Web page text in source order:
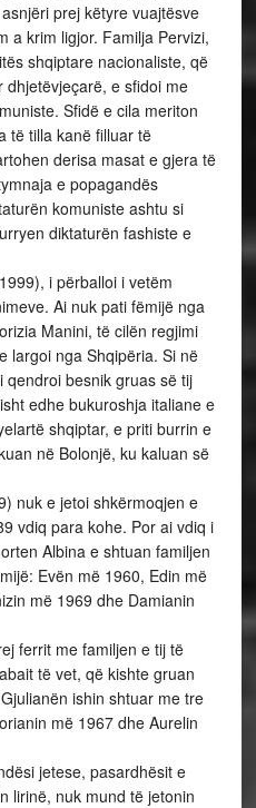
prej këtyre vuajtësve
a krim ligjor. Familja Pervizi,
shqiptare nacionaliste, që
e sfidoi me
Sfidë e cila meriton
të tilla kanë filluar të
derisa masat e gjera të
e popagandës
komuniste ashtu si
diktaturën fashiste e
i përballoi i vetëm
Ai nuk pati fëmijë nga
Manini, të cilën regjimi
largoi nga Shqipëria. Si në
qendroi besnik gruas së tij
edhe bukuroshja italiane e
shqiptar, e priti burrin e
në Bolonjë, ku kaluan së
nuk e jetoi shkërmoqjen e
vdiq para kohe. Por ai vdiq i
Albina e shtuan familjen
Evën më 1960, Edin më
më 1969 dhe Damianin
ferrit me familjen e tij të
të vet, që kishte gruan
ishin shtuar me tre
më 1967 dhe Aurelin
jetese, pasardhësit e
lirinë, nuk mund të jetonin